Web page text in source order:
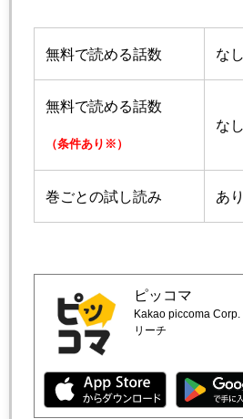
無料で読める話数 なし
無料で読める話数
（条件あり※）
なし
巻ごとの試し読み あり
ピッコマ
Kakao piccoma Corp.
リーチ